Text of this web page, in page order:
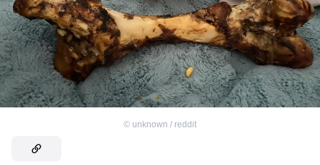
© unknown / reddit